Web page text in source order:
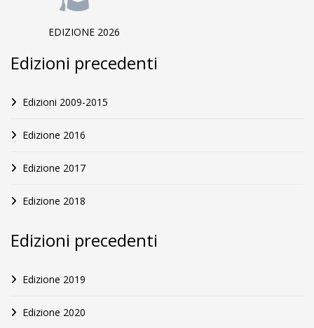
EDIZIONE 2026
Edizioni precedenti
Edizioni 2009-2015
Edizione 2016
Edizione 2017
Edizione 2018
Edizioni precedenti
Edizione 2019
Edizione 2020